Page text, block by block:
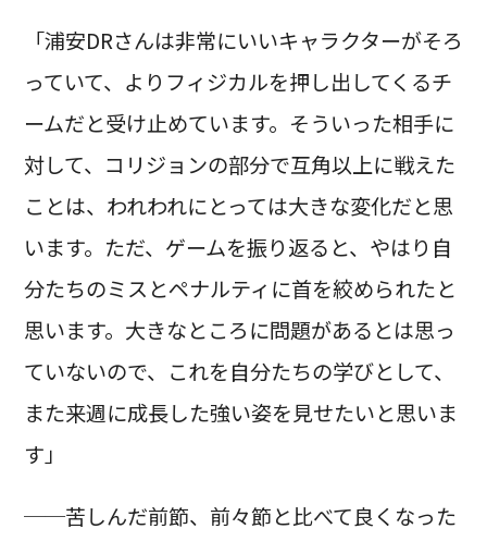
「浦安DRさんは非常にいいキャラクターがそろ
っていて、よりフィジカルを押し出してくるチ
ームだと受け止めています。そういった相手に
対して、コリジョンの部分で互角以上に戦えた
ことは、われわれにとっては大きな変化だと思
います。ただ、ゲームを振り返ると、やはり自
分たちのミスとペナルティに首を絞められたと
思います。大きなところに問題があるとは思っ
ていないので、これを自分たちの学びとして、
また来週に成長した強い姿を見せたいと思いま
す」
──苦しんだ前節、前々節と比べて良くなった